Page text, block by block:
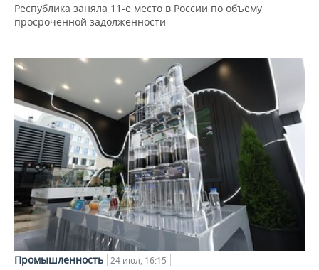
Республика заняла 11-е место в России по объему
просроченной задолженности
Промышленность 24 июл, 16:15